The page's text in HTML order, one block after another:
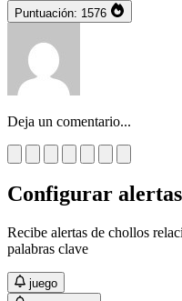
Puntuación: 1576
Deja un comentario...
Configurar
Recibe alertas de chollos
palabras clave
juego